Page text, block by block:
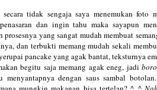
tidak sengaja saya menemukan foto
dan ingin tahu maka sayapun
prosesnya yang sangat mudah membuat
dan terbukti memang mudah sekali
pancake yang agak bantat, teksturnya
begitu saja memang agak eneg, jadi
dengan saus sambal botolan.